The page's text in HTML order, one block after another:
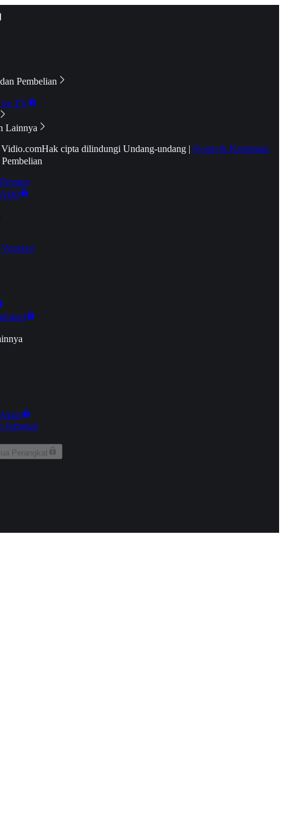
Pembelian
ke TV
Lainnya
Hak cipta dilindungi Undang-undang | Syarat & Ketentuan
Aktif
Jaringan
Perangkat